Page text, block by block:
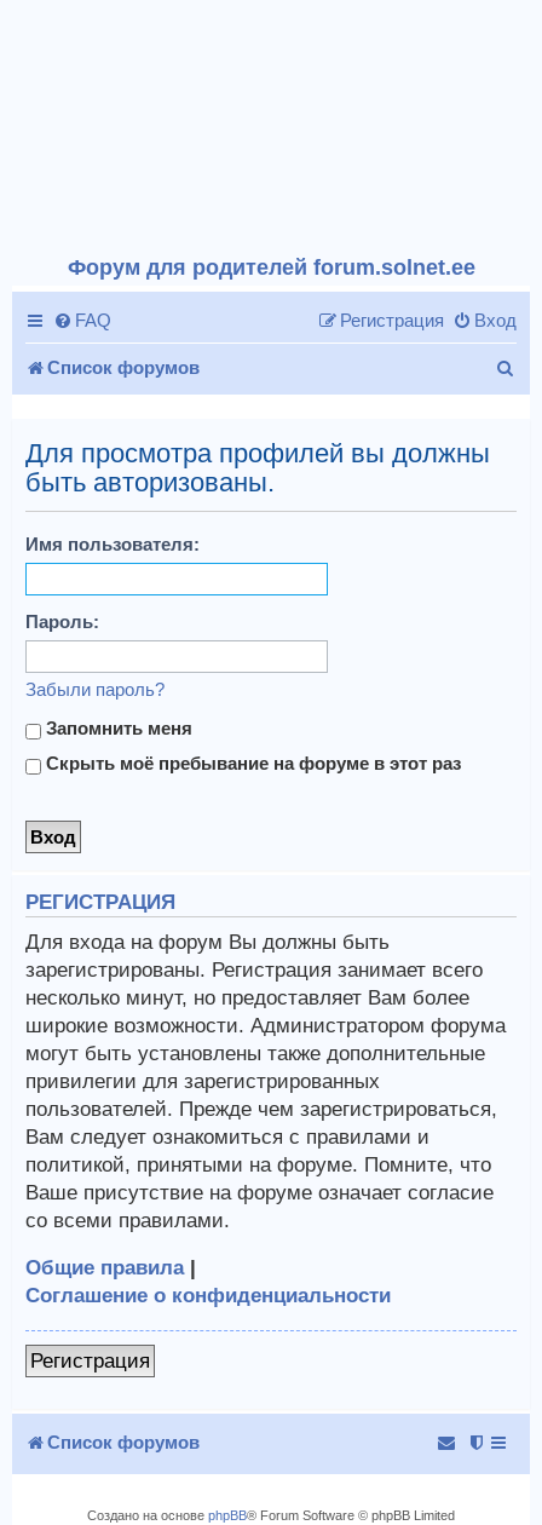
Форум для родителей forum.solnet.ee
FAQ Вход
Регистрация
Список форумов
Для просмотра профилей вы должны
быть авторизованы.
Имя пользователя:
Пароль:
Забыли пароль?
Запомнить меня
Скрыть моё пребывание на форуме в этот раз
РЕГИСТРАЦИЯ
Для входа на форум Вы должны быть
зарегистрированы. Регистрация занимает всего
несколько минут, но предоставляет Вам более
широкие возможности. Администратором форума
могут быть установлены также дополнительные
привилегии для зарегистрированных
пользователей. Прежде чем зарегистрироваться,
Вам следует ознакомиться с правилами и
политикой, принятыми на форуме. Помните, что
Ваше присутствие на форуме означает согласие
со всеми правилами.
Общие правила|
Соглашение о конфиденциальности
Регистрация
Список форумов
Создано на основе phpBB® Forum Software © phpBB Limited